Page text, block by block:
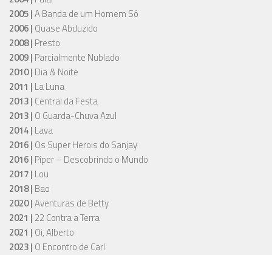
2005 |A Banda de um Homem Só
2006 | Quase Abduzido
2008 | Presto
2009 | Parcialmente Nublado
2010 | Dia & Noite
2011 | La Luna
2013 | Central da Festa
2013 | O Guarda-Chuva Azul
2014 | Lava
2016 | Os Super Herois do Sanjay
2016 | Piper – Descobrindo o Mundo
2017 | Lou
2018 | Bao
2020 |Aventuras de Betty
2021 | 22 Contra a Terra
2021 | Oi, Alberto
2023 | O Encontro de Carl